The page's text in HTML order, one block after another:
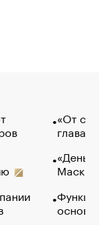
«От
глава
Маск в
основ